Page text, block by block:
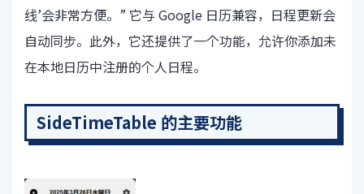
线’会非常方便。” 它与 Google 日历兼容，日程更新会
自动同步。此外，它还提供了一个功能，允许你添加未
在本地日历中注册的个人日程。
SideTimeTable 的主要功能